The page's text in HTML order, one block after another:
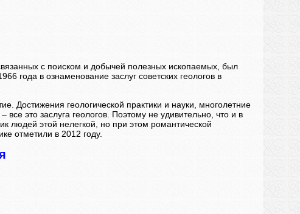
с поиском и добычей полезных ископаемых, был
года в ознаменование заслуг советских геологов в
Достижения геологической практики и науки, многолетние
это заслуга геологов. Поэтому не удивительно, что и в
людей этой нелегкой, но при этом романтической
отметили в 2012 году.